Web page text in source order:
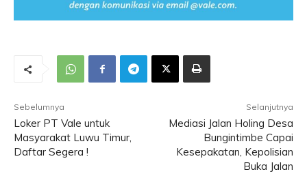
Sebelumnya
Loker PT Vale untuk
Masyarakat Luwu Timur,
Daftar Segera !
Selanjutnya
Mediasi Jalan Holing Desa
Bungintimbe Capai
Kesepakatan, Kepolisian
Buka Jalan